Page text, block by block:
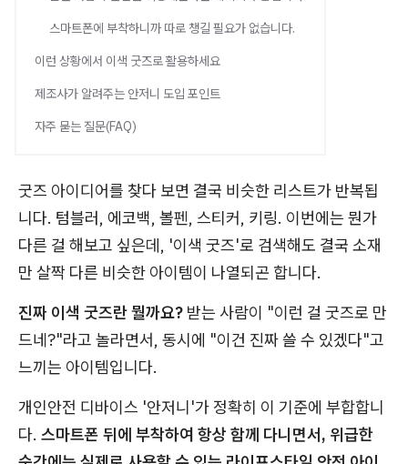
스마트폰에 부착하니까 따로 챙길 필요가 없습니다.
이런 상황에서 이색 굿즈로 활용하세요
제조사가 알려주는 안저니 도입 포인트
자주 묻는 질문(FAQ)
굿즈 아이디어를 찾다 보면 결국 비슷한 리스트가 반복됩
니다. 텀블러, 에코백, 볼펜, 스티커, 키링. 이번에는 뭔가
다른 걸 해보고 싶은데, '이색 굿즈'로 검색해도 결국 소재
만 살짝 다른 비슷한 아이템이 나열되곤 합니다.
진짜 이색 굿즈란 뭘까요? 받는 사람이 "이런 걸 굿즈로 만
드네?"라고 놀라면서, 동시에 "이건 진짜 쓸 수 있겠다"고
느끼는 아이템입니다.
개인안전 디바이스 '안저니'가 정확히 이 기준에 부합합니
다. 스마트폰 뒤에 부착하여 항상 함께 다니면서, 위급한